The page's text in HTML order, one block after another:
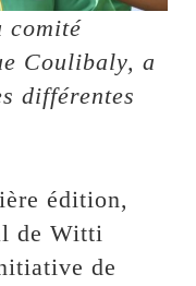
comité
Coulibaly, a
différentes
édition,
de Witti
de